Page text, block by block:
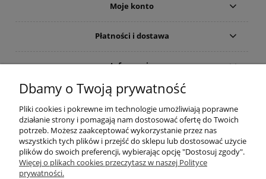
Moje konto
Płatności i dostawa
Informacje
ZakupyTV.net
| Al. Wojska Polskiego 86 | 65-762 Zielona Góra |
woj. lubuskie | tel: 535 937 897 | mail: groupsale@poczta.fm
pokaż pełną wersję strony
Sklep internetowy Shoper.pl
Dbamy o Twoją prywatność
Pliki cookies i pokrewne im technologie umożliwiają poprawne
działanie strony i pomagają nam dostosować ofertę do Twoich
potrzeb. Możesz zaakceptować wykorzystanie przez nas
wszystkich tych plików i przejść do sklepu lub dostosować użycie
plików do swoich preferencji, wybierając opcję "Dostosuj zgody".
Więcej o plikach cookies przeczytasz w naszej Polityce
prywatności.